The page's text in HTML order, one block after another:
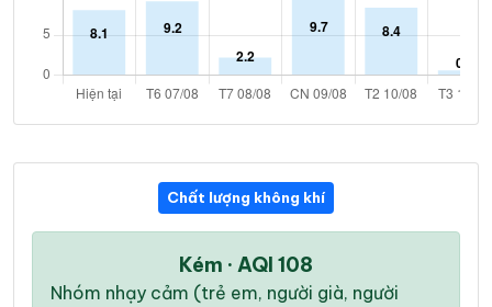
Chất lượng không khí
Kém · AQI 108
Nhóm nhạy cảm (trẻ em, người già, người